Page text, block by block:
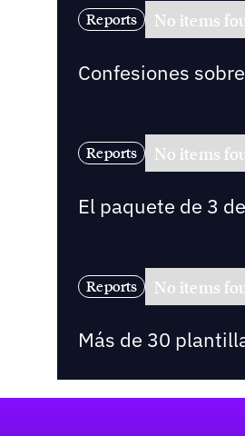
Reports No items
Confesiones
Reports No items
El paquete de 3
Reports No items
Más de 30